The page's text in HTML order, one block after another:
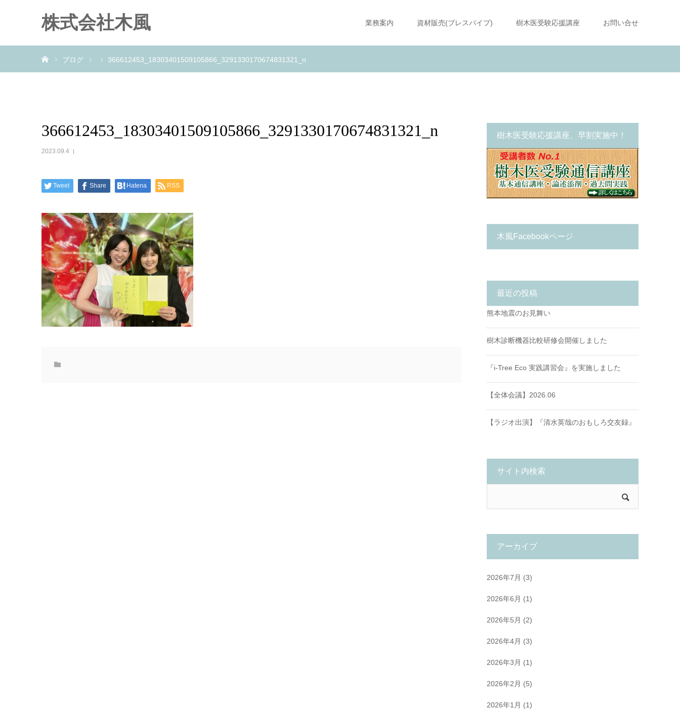
株式会社木風 業務案内 資材販売(ブレスパイプ) 樹木医受験応援講座 お問い合せ
ブログ 366612453_18303401509105866_3291330170674831321_n
366612453_18303401509105866_3291330170674831321_n
2023.09.4
Tweet Share Hatena RSS
樹木医受験応援講座、早割実施中！
木風Facebookページ
最近の投稿
熊本地震のお見舞い
樹木診断機器比較研修会開催しました
『i-Tree Eco 実践講習会』を実施しました
【全体会議】2026.06
【ラジオ出演】『清水英哉のおもしろ交友録』
サイト内検索
アーカイブ
2026年7月 (3)
2026年6月 (1)
2026年5月 (2)
2026年4月 (3)
2026年3月 (1)
2026年2月 (5)
2026年1月 (1)